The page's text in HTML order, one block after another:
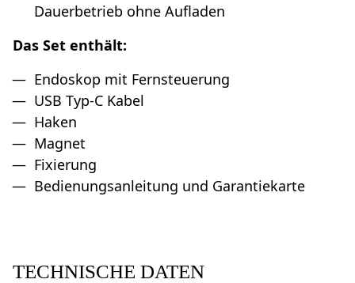
Dauerbetrieb ohne Aufladen
Das Set enthält:
Endoskop mit Fernsteuerung
USB Typ-C Kabel
Haken
Magnet
Fixierung
Bedienungsanleitung und Garantiekarte
TECHNISCHE DATEN